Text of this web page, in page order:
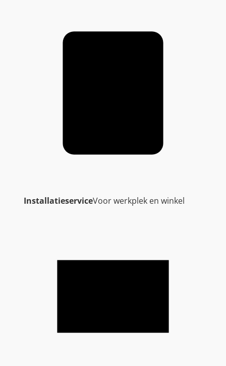
InstallatieserviceVoor werkplek en winkel